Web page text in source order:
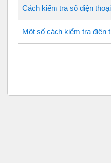
Cách kiểm tra số điện
Một số cách kiểm tra điện